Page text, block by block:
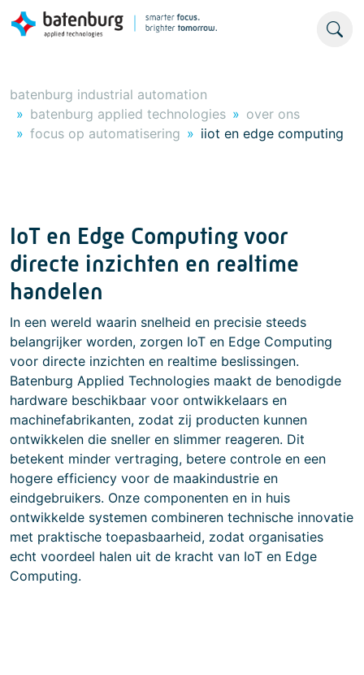
batenburg industrial automation
batenburg applied technologies
over ons
focus op automatisering
iiot en edge computing
IoT en Edge Computing voor
directe inzichten en realtime
handelen
In een wereld waarin snelheid en precisie steeds
belangrijker worden, zorgen IoT en Edge Computing
voor directe inzichten en realtime beslissingen.
Batenburg Applied Technologies maakt de benodigde
hardware beschikbaar voor ontwikkelaars en
machinefabrikanten, zodat zij producten kunnen
ontwikkelen die sneller en slimmer reageren. Dit
betekent minder vertraging, betere controle en een
hogere efficiency voor de maakindustrie en
eindgebruikers. Onze componenten en in huis
ontwikkelde systemen combineren technische innovatie
met praktische toepasbaarheid, zodat organisaties
echt voordeel halen uit de kracht van IoT en Edge
Computing.